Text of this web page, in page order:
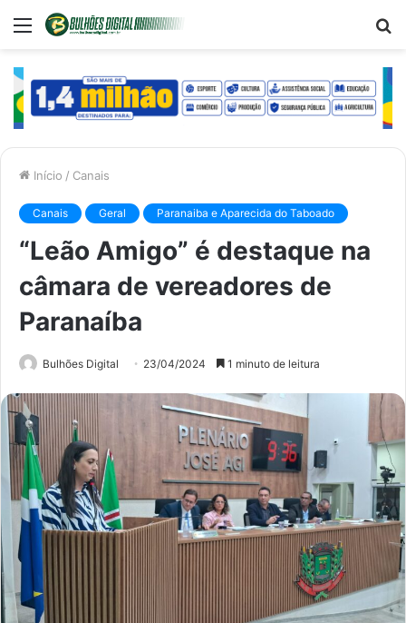
Menu
Início / Canais
Canais Geral Paranaiba e Aparecida do Taboado
“Leão Amigo” é destaque na
câmara de vereadores de
Paranaíba
Bulhões Digital 23/04/2024 1 minuto de leitura